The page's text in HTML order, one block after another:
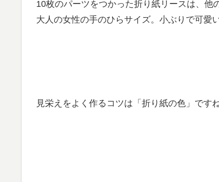
10枚のパーツをつかった折り紙リースは、
大人の女性の手のひらサイズ。小ぶりで可愛
見栄えをよく作るコツは「折り紙の色」です